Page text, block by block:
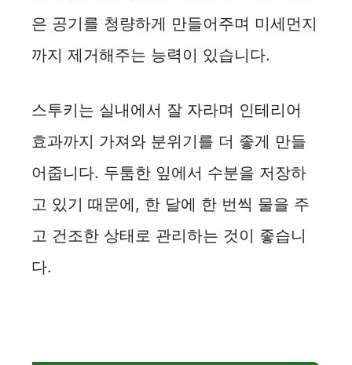
은 공기를 청량하게 만들어주며 미세먼지
까지 제거해주는 능력이 있습니다.
스투키는 실내에서 잘 자라며 인테리어
효과까지 가져와 분위기를 더 좋게 만들
어줍니다. 두툼한 잎에서 수분을 저장하
고 있기 때문에, 한 달에 한 번씩 물을 주
고 건조한 상태로 관리하는 것이 좋습니
다.